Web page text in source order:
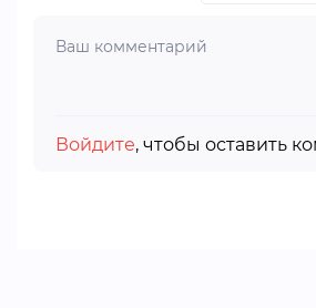
Войдите, чтобы оставить